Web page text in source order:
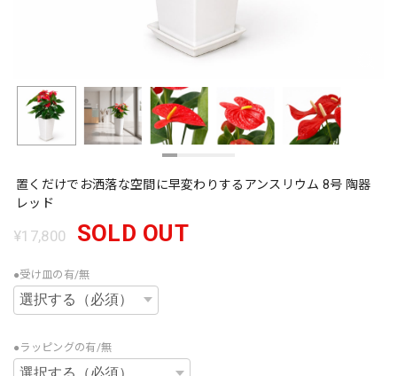
置くだけでお洒落な空間に早変わりするアンスリウム 8号 陶器
レッド
¥17,800 SOLD OUT
●受け皿の有/無
●ラッピングの有/無